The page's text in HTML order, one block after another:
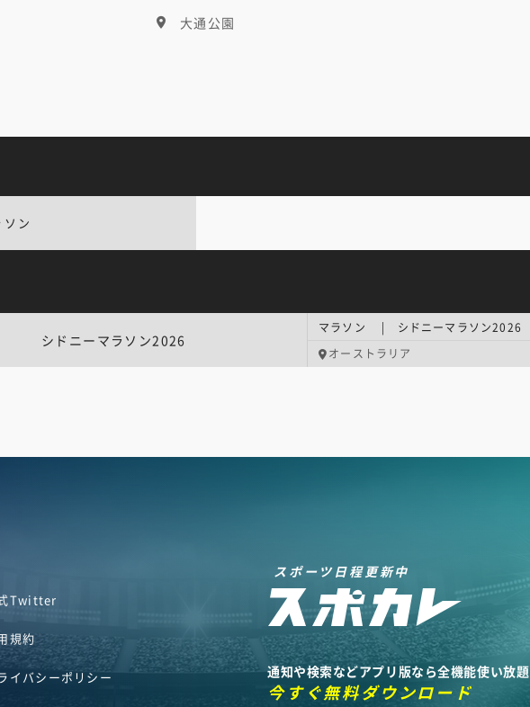
大通公園
ン
シドニーマラソン2026
マラソン | シドニーマラソン2026
オーストラリア
Twitter
規約
イバシーポリシー
スポーツ日程更新中
通知や検索などアプリ版なら全機能使い放題
今すぐ無料ダウンロード